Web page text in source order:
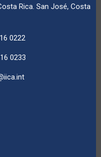
Rica. San José, Costa
0222
0233